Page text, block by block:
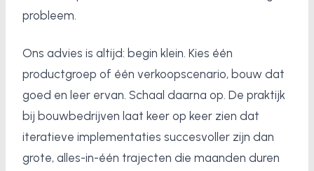
probleem.
Ons advies is altijd: begin klein. Kies één
productgroep of één verkoopscenario, bouw dat
goed en leer ervan. Schaal daarna op. De praktijk
bij bouwbedrijven laat keer op keer zien dat
iteratieve implementaties succesvoller zijn dan
grote, alles-in-één trajecten die maanden duren